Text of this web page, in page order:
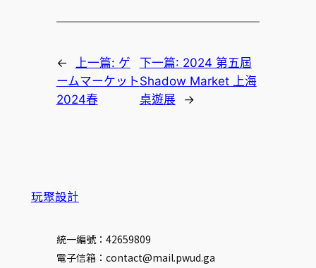
← 上一篇: ゲ
ームマーケット
2024春
下一篇: 2024 第五屆
Shadow Market 上海
桌遊展
→
玩聚設計
統一編號：42659809
電子信箱：contact@mail.pwud.ga